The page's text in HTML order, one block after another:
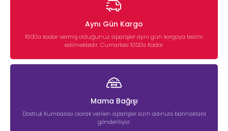
Farklı beslenme tiplerine uygun ürünler sunmaktayız. Az tahıllı
ve tahılsız bisküviler, balıklı, tavuklu ve etli bisküviler gibi geniş
ürün yelpazesi ile sizlere hizmet veriyoruz.
Köpeğinizi hem mutlu edeceğiniz hem de sağlığını
destekleyeceğiniz köpek bisküvilerini sizlere ekonomik fiyatlar ile
sunuyoruz. Hemen ürünlerimizi inceleyerek bütçenize uygun
Aynı Gün Kargo
16:00’a kadar vermiş olduğunuz siparişler aynı gün kargoya teslim
edilmektedir. Cumartesi 10:00'a Kadar
Mama Bağışı
Dostluk Kumbarası olarak verilen siparişler sizin adınıza barınaklara
gönderiliyor.